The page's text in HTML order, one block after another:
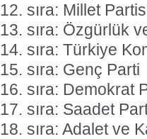
12. sıra: Millet
13. sıra: Özgürlük
14. sıra: Türkiye
15. sıra: Genç Parti
16. sıra: Demokrat
17. sıra: Saadet
18. sıra: Adalet ve